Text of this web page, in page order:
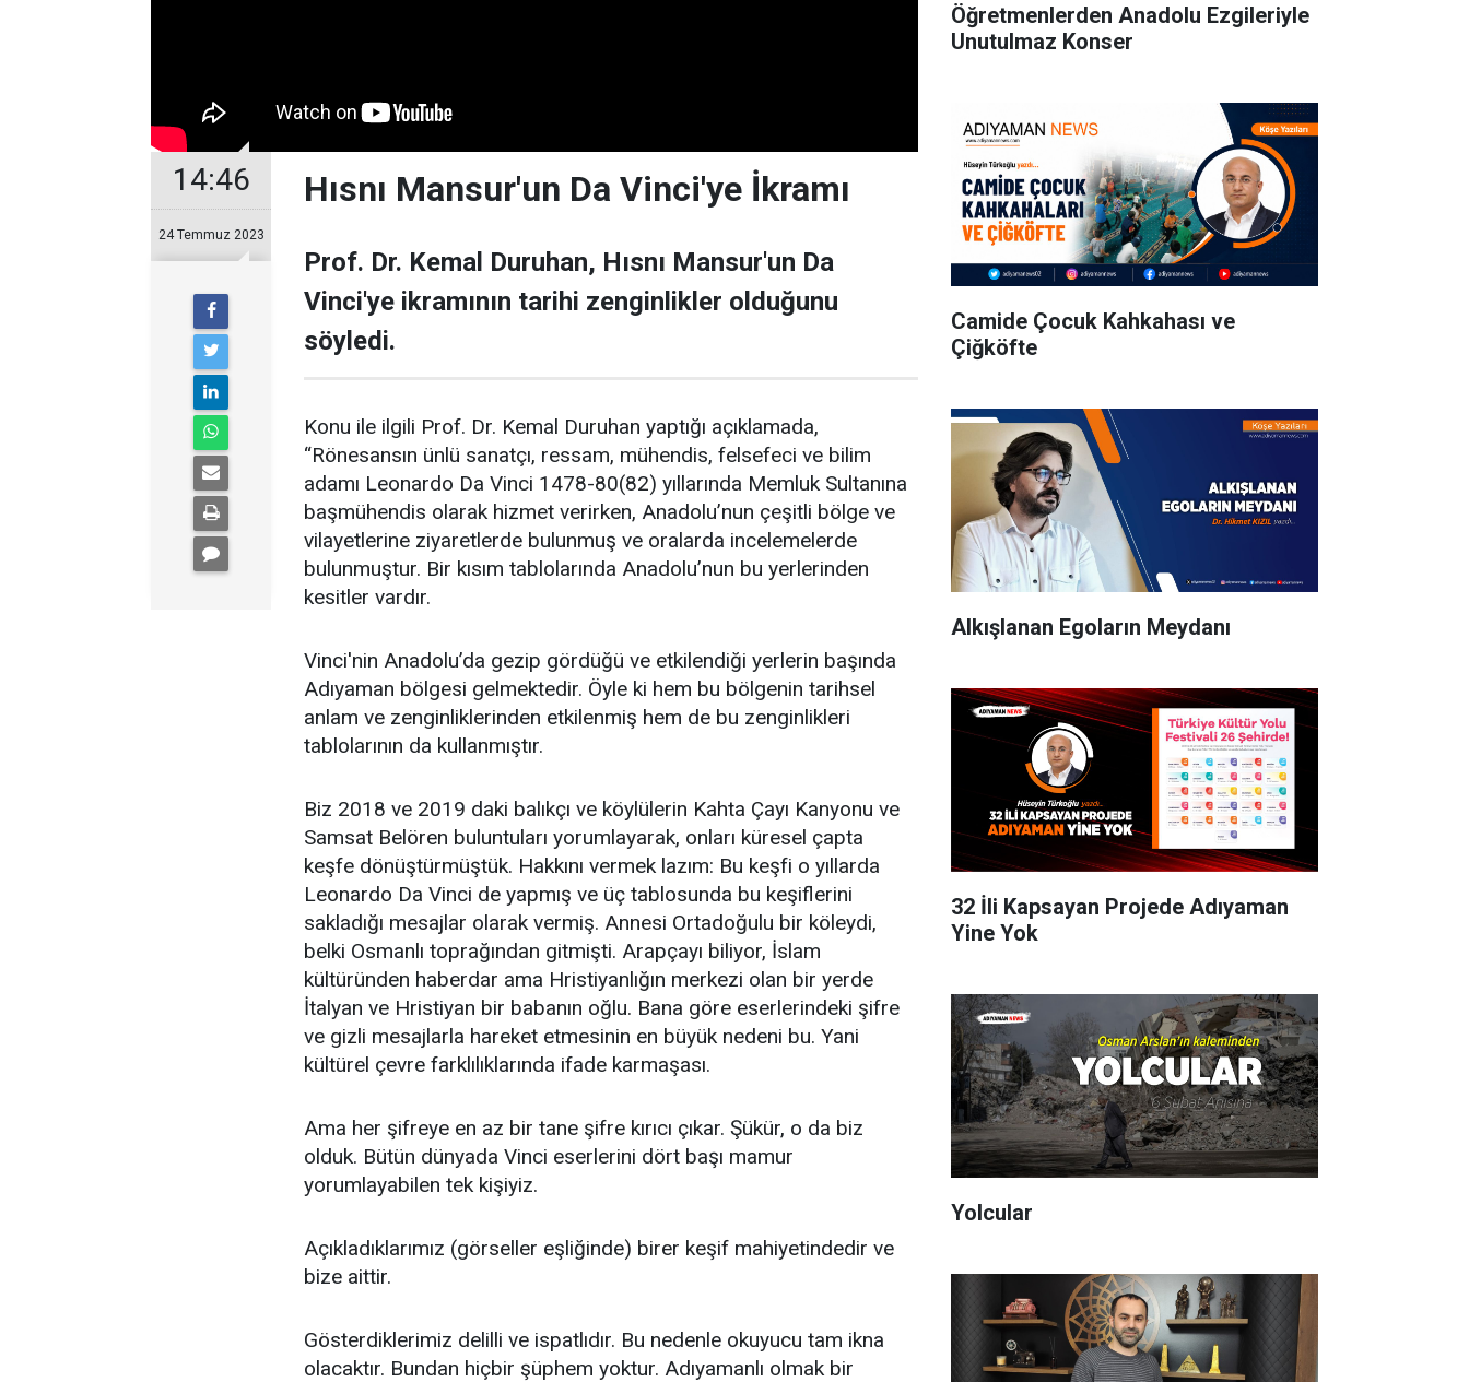
14:46
24 Temmuz 2023
Hısnı Mansur'un Da Vinci'ye İkramı
Prof. Dr. Kemal Duruhan, Hısnı Mansur'un Da
Vinci'ye ikramının tarihi zenginlikler olduğunu
söyledi.
Konu ile ilgili Prof. Dr. Kemal Duruhan yaptığı açıklamada,
“Rönesansın ünlü sanatçı, ressam, mühendis, felsefeci ve bilim
adamı Leonardo Da Vinci 1478-80(82) yıllarında Memluk Sultanına
başmühendis olarak hizmet verirken, Anadolu’nun çeşitli bölge ve
vilayetlerine ziyaretlerde bulunmuş ve oralarda incelemelerde
bulunmuştur. Bir kısım tablolarında Anadolu’nun bu yerlerinden
kesitler vardır.
Vinci'nin Anadolu’da gezip gördüğü ve etkilendiği yerlerin başında
Adıyaman bölgesi gelmektedir. Öyle ki hem bu bölgenin tarihsel
anlam ve zenginliklerinden etkilenmiş hem de bu zenginlikleri
tablolarının da kullanmıştır.
Biz 2018 ve 2019 daki balıkçı ve köylülerin Kahta Çayı Kanyonu ve
Samsat Belören buluntuları yorumlayarak, onları küresel çapta
keşfe dönüştürmüştük. Hakkını vermek lazım: Bu keşfi o yıllarda
Leonardo Da Vinci de yapmış ve üç tablosunda bu keşiflerini
sakladığı mesajlar olarak vermiş. Annesi Ortadoğulu bir köleydi,
belki Osmanlı toprağından gitmişti. Arapçayı biliyor, İslam
kültüründen haberdar ama Hristiyanlığın merkezi olan bir yerde
İtalyan ve Hristiyan bir babanın oğlu. Bana göre eserlerindeki şifre
ve gizli mesajlarla hareket etmesinin en büyük nedeni bu. Yani
kültürel çevre farklılıklarında ifade karmaşası.
Ama her şifreye en az bir tane şifre kırıcı çıkar. Şükür, o da biz
olduk. Bütün dünyada Vinci eserlerini dört başı mamur
yorumlayabilen tek kişiyiz.
Açıkladıklarımız (görseller eşliğinde) birer keşif mahiyetindedir ve
bize aittir.
Gösterdiklerimiz delilli ve ispatlıdır. Bu nedenle okuyucu tam ikna
olacaktır. Bundan hiçbir şüphem yoktur. Adıyamanlı olmak bir
Öğretmenlerden Anadolu Ezgileriyle
Unutulmaz Konser
Camide Çocuk Kahkahası ve
Çiğköfte
Alkışlanan Egoların Meydanı
32 İli Kapsayan Projede Adıyaman
Yine Yok
Yolcular